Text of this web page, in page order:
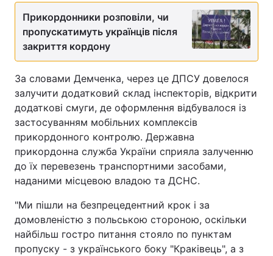
Тема оформлення
Прикордонники розповіли, чи
пропускатимуть українців після
закриття кордону
За словами Демченка, через це ДПСУ довелося
залучити додатковий склад інспекторів, відкрити
додаткові смуги, де оформлення відбувалося із
застосуванням мобільних комплексів
прикордонного контролю. Державна
прикордонна служба України сприяла залученню
до їх перевезень транспортними засобами,
наданими місцевою владою та ДСНС.
"Ми пішли на безпрецедентний крок і за
домовленістю з польською стороною, оскільки
найбільш гостро питання стояло по пунктам
пропуску - з українського боку "Краківець", а з